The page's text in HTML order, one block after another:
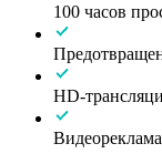
100 часов
HD-
Видеореклама